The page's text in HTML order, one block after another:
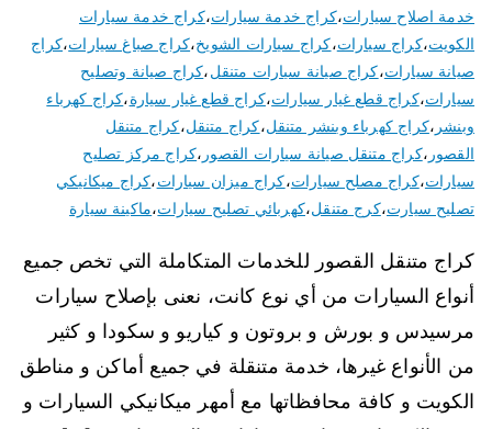
خدمة اصلاح سيارات،كراج خدمة سيارات،كراج خدمة سيارات
الكويت،كراج سيارات،كراج سيارات الشويخ،كراج صباغ سيارات،كراج
صيانة سيارات،كراج صيانة سيارات متنقل،كراج صيانة وتصليح
سيارات،كراج قطع غيار سيارات،كراج قطع غيار سيارة،كراج كهرباء
وبنشر ،كراج كهرباء وبنشر متنقل،كراج متنقل،كراج متنقل
القصور ،كراج متنقل صيانة سيارات القصور ،كراج مركز تصليح
سيارات،كراج مصلح سيارات،كراج ميزان سيارات،كراج ميكانيكي
تصليح سيارت،كرج متنقل،كهربائي تصليح سيارات،ماكينة سيارة
كراج متنقل القصور للخدمات المتكاملة التي تخص جميع
أنواع السيارات من أي نوع كانت، نعنى بإصلاح سيارات
مرسيدس و بورش و بروتون و كياريو و سكودا و كثير
من الأنواع غيرها، خدمة متنقلة في جميع أماكن و مناطق
الكويت و كافة محافظاتها مع أمهر ميكانيكي السيارات و